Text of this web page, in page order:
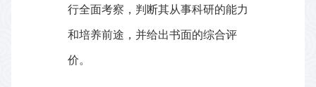
行全面考察，判断其从事科研的能力
和培养前途，并给出书面的综合评
价。